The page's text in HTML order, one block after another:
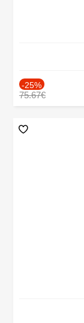
-25%
75.67€